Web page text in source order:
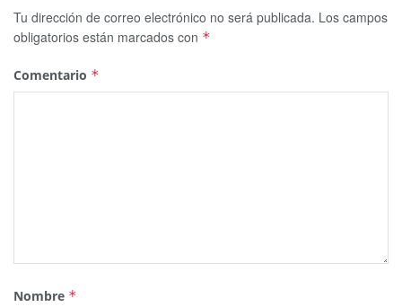
Tu dirección de correo electrónico no será publicada. Los campos
obligatorios están marcados con *
Comentario *
Nombre *